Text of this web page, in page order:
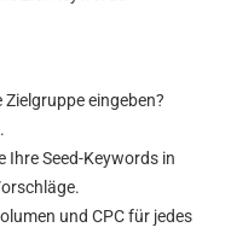
eingeben?
Ihre Seed-Keywords in
und CPC für jedes